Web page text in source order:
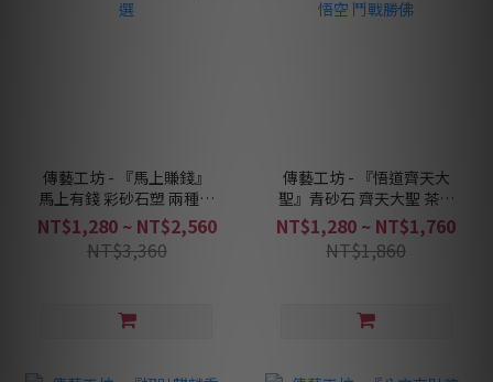
傳藝工坊 - 『馬上賺錢』
馬上有錢 彩砂石塑 兩種色
彩可選
NT$1,280 ~ NT$2,560
NT$3,360
傳藝工坊 - 『悟道齊天大
聖』青砂石 齊天大聖 茶寵
孫悟空 鬥戰勝佛
NT$1,280 ~ NT$1,760
NT$1,860